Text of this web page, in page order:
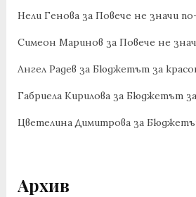
Нели Генова за Повече не значи
Симеон Маринов за Повече не
Ангел Радев за Бюджетът за
Габриела Кирилова за Бюджетът за
Цветелина Димитрова за
Архив